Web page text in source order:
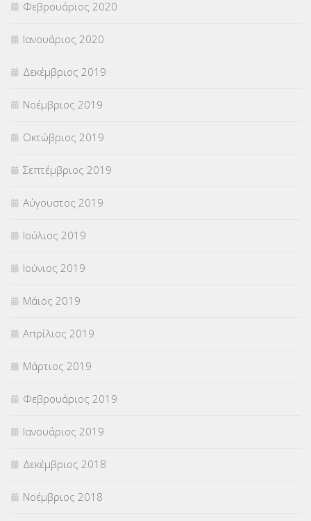
Φεβρουάριος 2020
Ιανουάριος 2020
Δεκέμβριος 2019
Νοέμβριος 2019
Οκτώβριος 2019
Σεπτέμβριος 2019
Αύγουστος 2019
Ιούλιος 2019
Ιούνιος 2019
Μάιος 2019
Απρίλιος 2019
Μάρτιος 2019
Φεβρουάριος 2019
Ιανουάριος 2019
Δεκέμβριος 2018
Νοέμβριος 2018